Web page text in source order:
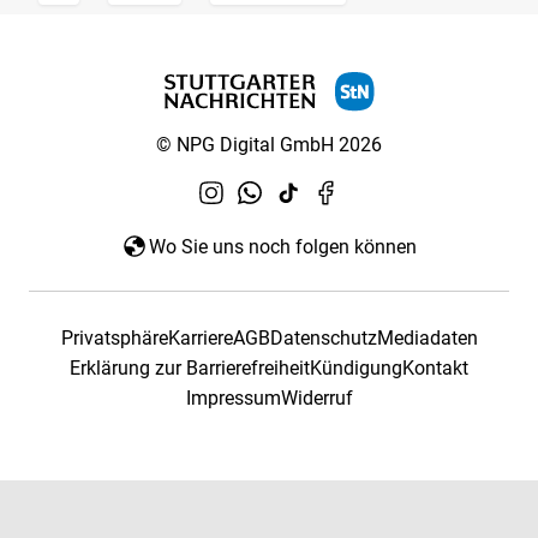
© NPG Digital GmbH 2026
Wo Sie uns noch folgen können
PrivatsphäreKarriereAGBDatenschutzMediadaten
Erklärung zur BarrierefreiheitKündigungKontakt
ImpressumWiderruf